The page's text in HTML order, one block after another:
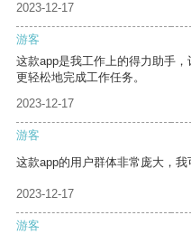
2023-12-17
游客
这款app是我工作上的得力助手
更轻松地完成工作任务。
2023-12-17
游客
这款app的用户群体非常庞大，我
2023-12-17
游客